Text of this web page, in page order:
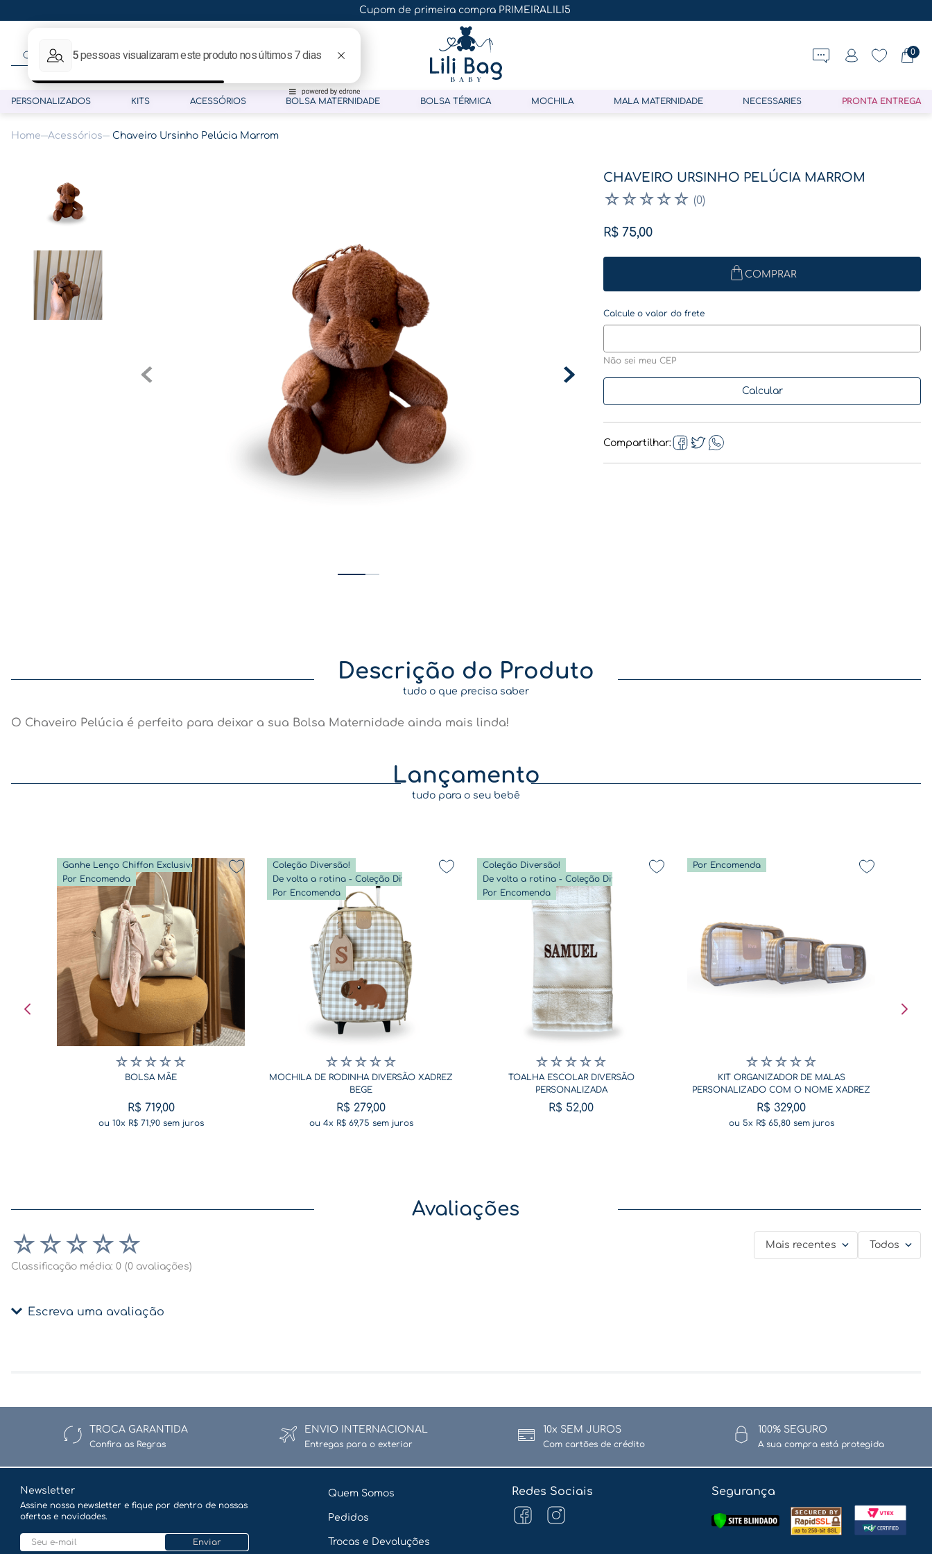
Cupom de primeira compra PRIMEIRALILI5
O que procura hoje? 0
PERSONALIZADOS KITS ACESSÓRIOS BOLSA MATERNIDADE BOLSA TÉRMICA MOCHILA MALA MATERNIDADE NECESSARIES PRONTA ENTREGA
Acessórios Chaveiro Ursinho Pelúcia Marrom
CHAVEIRO URSINHO PELÚCIA MARROM
☆☆☆☆☆ (0)
R$ 75,00
COMPRAR
Não sei meu CEP
Compartilhar
Descrição do Produto
tudo o que precisa saber
O Chaveiro Pelúcia é perfeito para deixar a sua Bolsa Maternidade ainda mais linda!
Lançamento
tudo para o seu bebê
Ganhe Lenço Chiffon Exclusivo
Por Encomenda
☆☆☆☆☆
BOLSA MÃE
R$ 719,00
ou 10x R$ 71,90sem juros
Coleção Diversão!
Por Encomenda
☆☆☆☆☆
MOCHILA DE RODINHA DIVERSÃO XADREZ
BEGE
R$ 279,00
ou 4x R$ 69,75 sem juros
Coleção Diversão!
Por Encomenda
☆☆☆☆☆
TOALHA ESCOLAR DIVERSÃO
PERSONALIZADA
R$ 52,00
Por Encomenda
☆☆☆☆☆
KIT ORGANIZADOR DE MALAS
PERSONALIZADO COM O NOME XADREZ
BEGE
R$ 329,00
ou 5x R$ 65,80sem juros
Avaliações
☆ ☆ ☆ ☆ ☆
Classificação média: 0 (0 avaliações)
Escreva uma avaliação
Avalie o produto de 1 a 5 estrelas
★★ ★★ ★
Seu nome
Mais recentes Todos
TROCA GARANTIDA
Confira as Regras
ENVIO INTERNACIONAL
Entregas para o exterior
10x SEM JUROS
Com cartões de crédito
100% SEGURO
A sua compra está protegida
Newsletter
Assine nossa newsletter e fique por dentro de nossas
ofertas e novidades.
Enviar
Quem Somos
Pedidos
Trocas e Devoluções
Redes Sociais Segurança
café
pasta
º pasta gestante
folha memórias barriga